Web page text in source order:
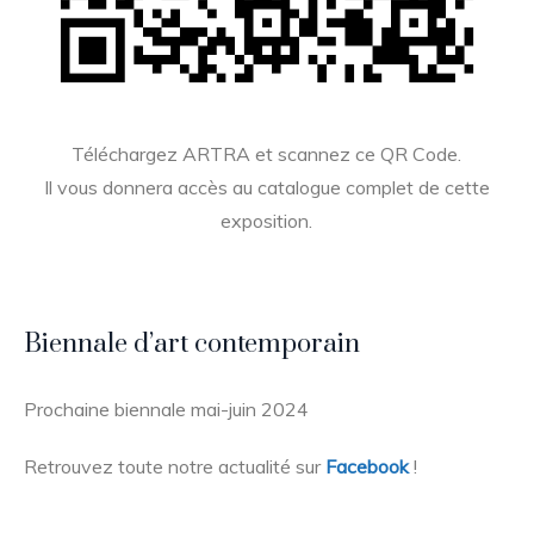
Téléchargez ARTRA et scannez ce QR Code.
Il vous donnera accès au catalogue complet de cette
exposition.
Biennale d’art contemporain
Prochaine biennale mai-juin 2024
Retrouvez toute notre actualité sur Facebook!